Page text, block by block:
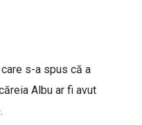
s-a spus că a
Albu ar fi avut